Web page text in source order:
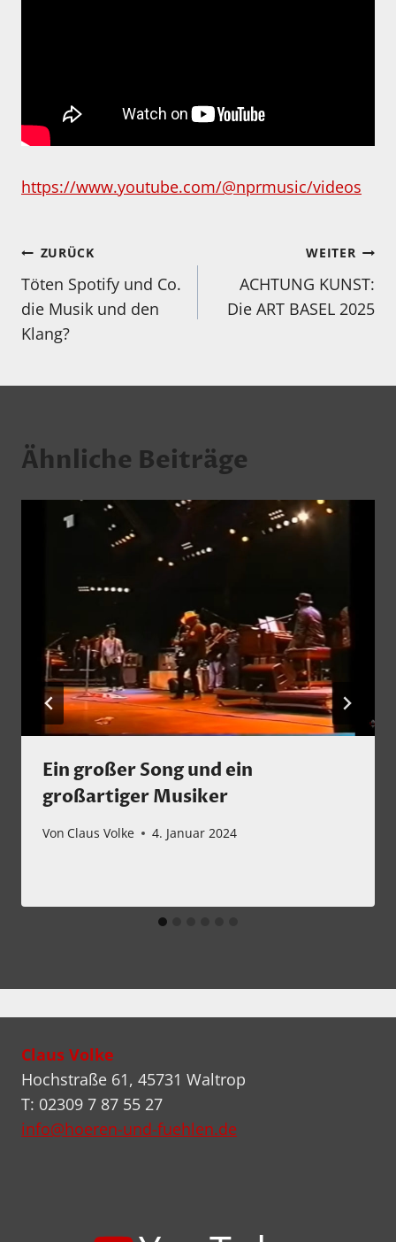
https://www.youtube.com/@nprmusic/videos
Beitragsnavigation
ZURÜCK
Töten Spotify und Co.
die Musik und den
Klang?
WEITER
ACHTUNG KUNST:
Die ART BASEL 2025
Ähnliche Beiträge
Ein großer Song und ein
großartiger Musiker
Von Claus Volke 4. Januar 2024
Claus Volke
Hochstraße 61, 45731 Waltrop
T: 02309 7 87 55 27
info@hoeren-und-fuehlen.de